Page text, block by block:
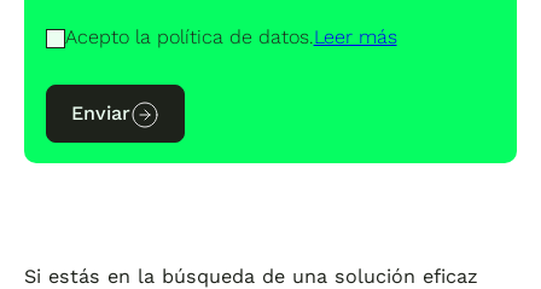
Acepto la política de datos.Leer más
Enviar
Si estás en la búsqueda de una solución eficaz